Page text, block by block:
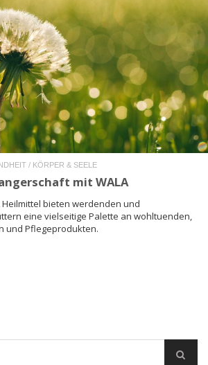
READ MORE
/ KÖRPER & SEELE
mit WALA
Heilmittel bieten werdenden und
eine vielseitige Palette an wohltuenden,
und Pflegeprodukten.